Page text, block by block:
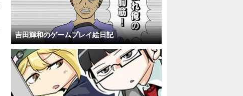
吉田輝和のゲームプレイ絵日記